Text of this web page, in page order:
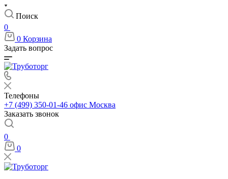
Поиск
0
0 Корзина
Задать вопрос
Телефоны
+7 (499) 350-01-46 офис Москва
Заказать звонок
0
0